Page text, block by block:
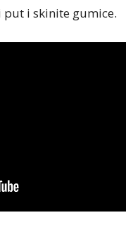
put i skinite gumice.